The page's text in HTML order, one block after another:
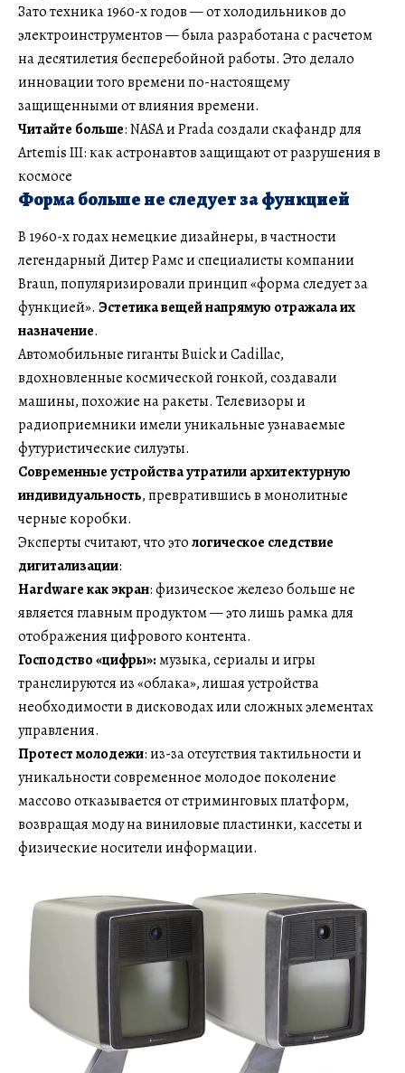
Зато техника 1960-х годов — от холодильников до
электроинструментов — была разработана с расчетом
на десятилетия бесперебойной работы. Это делало
инновации того времени по-настоящему
защищенными от влияния времени.
Читайте больше: NASA и Prada создали скафандр для
Artemis III: как астронавтов защищают от разрушения в
космосе
Форма больше не следует за функцией
В 1960-х годах немецкие дизайнеры, в частности
легендарный Дитер Рамс и специалисты компании
Braun, популяризировали принцип «форма следует за
функцией». Эстетика вещей напрямую отражала их
назначение.
Автомобильные гиганты Buick и Cadillac,
вдохновленные космической гонкой, создавали
машины, похожие на ракеты. Телевизоры и
радиоприемники имели уникальные узнаваемые
футуристические силуэты.
Современные устройства утратили архитектурную
индивидуальность, превратившись в монолитные
черные коробки.
Эксперты считают, что этологическое следствие
дигитализации:
Hardware как экран: физическое железо больше не
является главным продуктом — это лишь рамка для
отображения цифрового контента.
Господство «цифры»: музыка, сериалы и игры
транслируются из «облака», лишая устройства
необходимости в дисководах или сложных элементах
управления.
Протест молодежи: из-за отсутствия тактильности и
уникальности современное молодое поколение
массово отказывается от стриминговых платформ,
возвращая моду на виниловые пластинки, кассеты и
физические носители информации.